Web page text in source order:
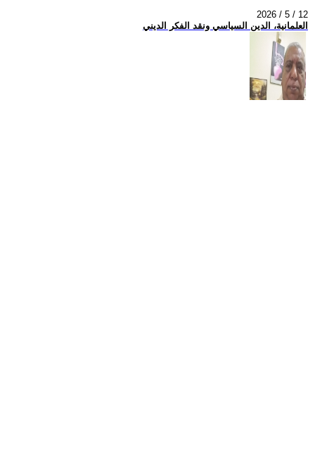
2026 / 5 / 12
العلمانية، الدين السياسي ونقد الفكر الديني